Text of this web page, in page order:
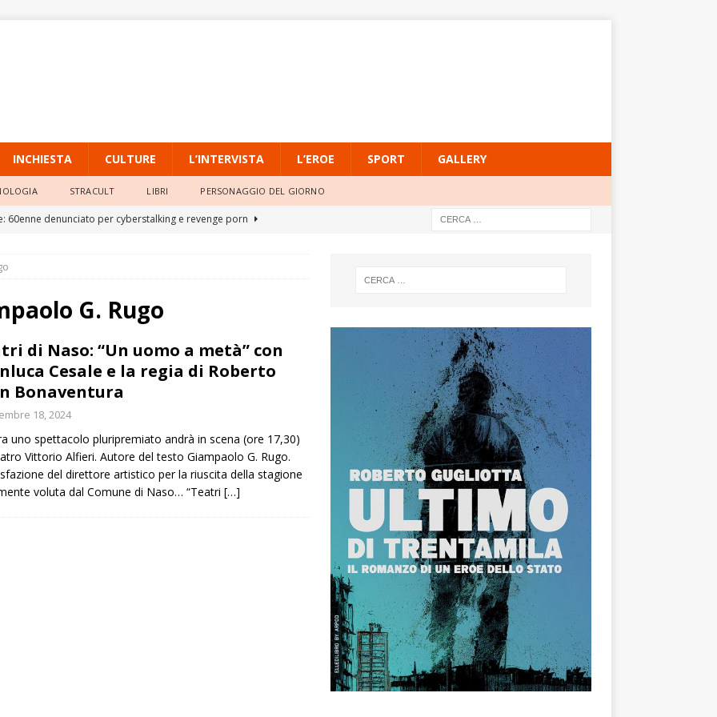
INCHIESTA CULTURE L’INTERVISTA L’EROE SPORT GALLERY
STRACULT LIBRI PERSONAGGIO DEL GIORNO
60enne denunciato per cyberstalking e revenge porn
e sequestri a Napoli e in provincia di Reggio Calabria
Jazz Fest 2026, il 10 agosto il primo appuntamento con
nel mare”. Nasce il format “Fish & Jazz”
ISTANTANEA
il MASE ricorda le vittime. Pichetto: “Impegno comune per
ATTUALITÀ
giardiniere di mattina, spacciatore nel pomeriggio, un arresto
G. Rugo
di Naso: “Un uomo a metà” con
Cesale e la regia di Roberto
Bonaventura
18, 2024
uno spettacolo pluripremiato andrà in scena (ore 17,30)
Vittorio Alfieri. Autore del testo Giampaolo G. Rugo.
del direttore artistico per la riuscita della stagione
voluta dal Comune di Naso… “Teatri […]